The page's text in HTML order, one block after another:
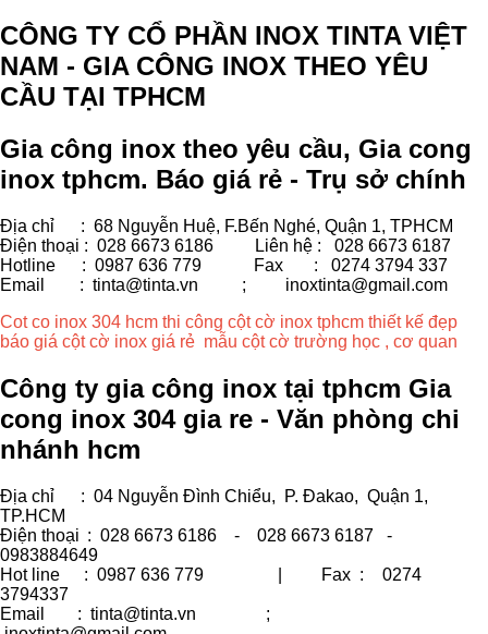
CÔNG TY CỔ PHẦN INOX TINTA VIỆT
NAM - GIA CÔNG INOX THEO YÊU
CẦU TẠI TPHCM
Gia công inox theo yêu cầu, Gia cong
inox tphcm. Báo giá rẻ - Trụ sở chính
Địa chỉ : 68 Nguyễn Huệ, F.Bến Nghé, Quận 1, TPHCM
Điện thoại : 028 6673 6186
Liên hệ : 028 6673 6187
Hotline : 0987 636 779 Fax
: 0274 3794 337
Email : tinta@tinta.vn ;
inoxtinta@gmail.com
Cot co inox 304 hcm thi công cột cờ inox tphcm thiết kế đẹp
báo giá cột cờ inox giá rẻ mẫu cột cờ trường học , cơ quan
Công ty gia công inox tại tphcm Gia
cong inox 304 gia re - Văn phòng chi
nhánh hcm
Địa chỉ
: 04 Nguyễn Đình Chiểu, P. Đakao, Quận 1,
TP.HCM
Điện thoại : 028 6673 6186 - 028 6673 6187 -
0983884649
Hot line
: 0987 636 779 | Fax :
0274
3794337
Email
: tinta@tinta.vn ;